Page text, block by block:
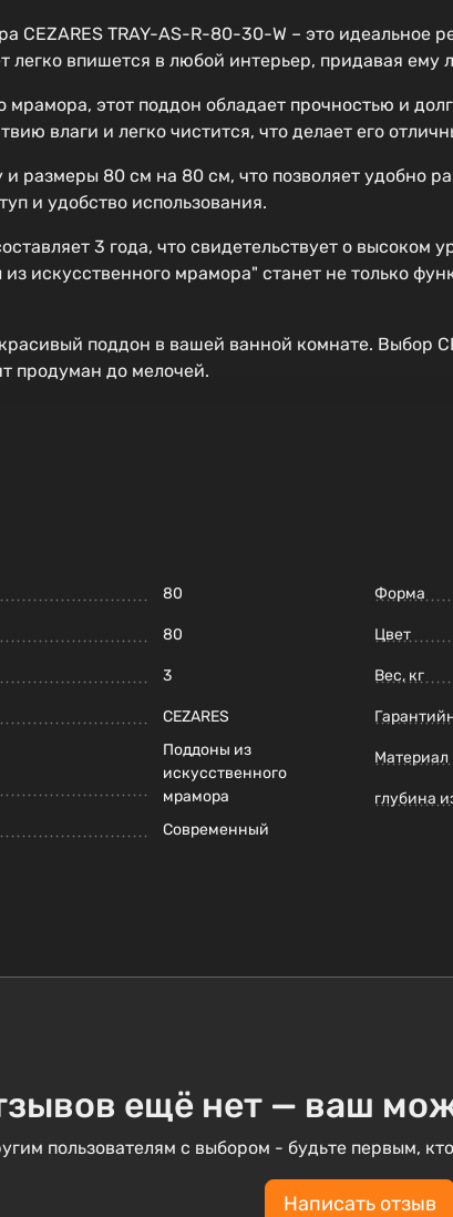
CEZARES TRAY-AS-R-80-30-W – это
легко впишется в любой интерьер, придавая ему
мрамора, этот поддон обладает прочностью и
влаги и легко чистится, что делает его
размеры 80 см на 80 см, что позволяет удобно
и удобство использования.
3 года, что свидетельствует о высоком
искусственного мрамора" станет не только
поддон в вашей ванной комнате. Выбор
продуман до мелочей.
80
80
3
CEZARES
Поддоны из
искусственного
мрамора
Современный
Форма
Цвет
Вес, кг
Материал
глубина
ещё нет — ваш
пользователям с выбором - будьте первым,
Написать отзыв